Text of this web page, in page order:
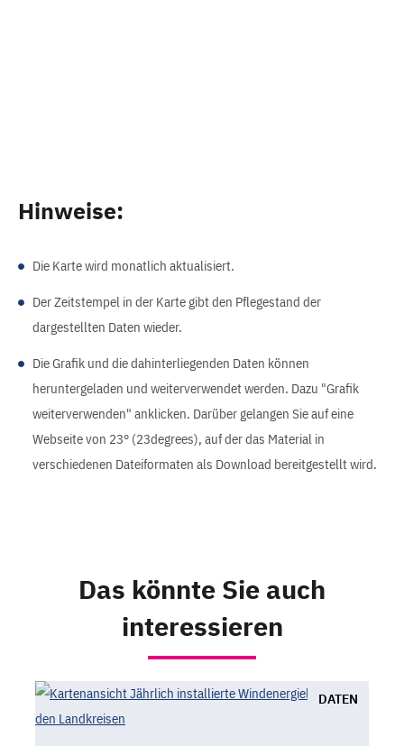
Hinweise:
Die Karte wird monatlich aktualisiert.
Der Zeitstempel in der Karte gibt den Pflegestand der
dargestellten Daten wieder.
Die Grafik und die dahinterliegenden Daten können
heruntergeladen und weiterverwendet werden. Dazu "Grafik
weiterverwenden" anklicken. Darüber gelangen Sie auf eine
Webseite von 23° (23degrees), auf der das Material in
verschiedenen Dateiformaten als Download bereitgestellt wird.
Das könnte Sie auch
interessieren
DATEN